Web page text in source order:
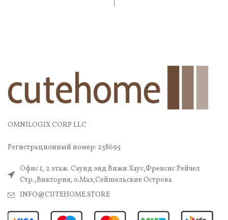
OMNILOGIX CORP LLC
Регистрационный номер: 238695
Офис 1, 2 этаж. Саунд энд Вижн Хаус,Френсис Рейчел
Стр.,Виктория, о.Маэ,Сейшельские Острова
INFO@CUTEHOME.STORE